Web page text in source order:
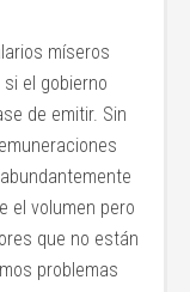
míseros
el gobierno
de emitir. Sin
el volumen pero
que no están
problemas